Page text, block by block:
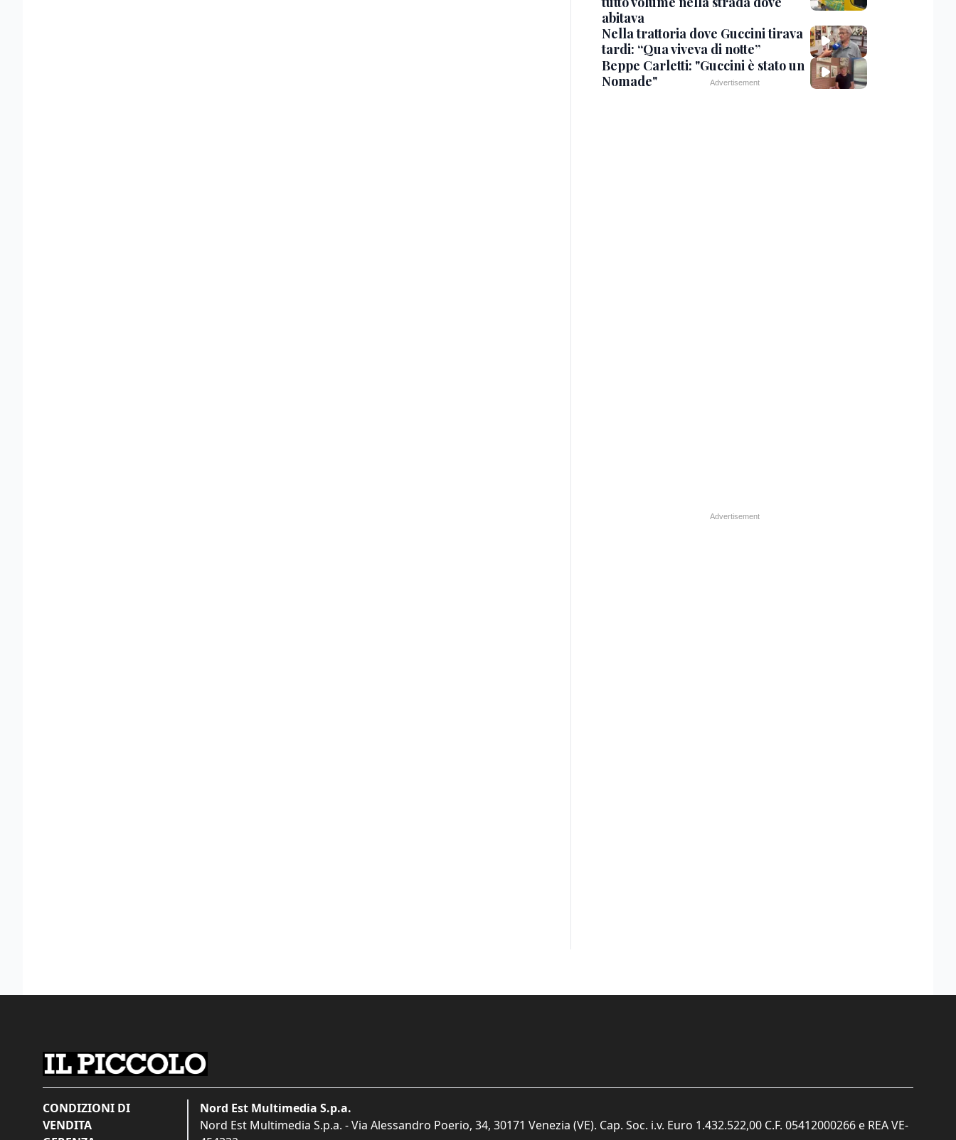
abitava
Nella trattoria dove Guccini tirava
tardi: “Qua viveva di notte”
Beppe Carletti: "Guccini è stato un
Nomade"
CONDIZIONI DI
VENDITA
Nord Est Multimedia S.p.a.
Nord Est Multimedia S.p.a. - Via Alessandro Poerio, 34, 30171 Venezia (VE). Cap. Soc. i.v. Euro 1.432.522,00 C.F. 05412000266 e REA VE-